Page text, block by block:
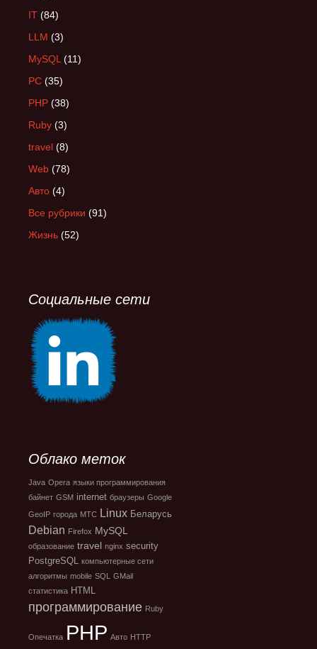
IT (84)
LLM (3)
MySQL (11)
PC (35)
PHP (38)
Ruby (3)
travel (8)
Web (78)
Авто (4)
Все рубрики (91)
Жизнь (52)
Социальные сети
Облако меток
Java Opera языки программирования
байнет GSM internet браузеры Google
GeoIP города МТС Linux Беларусь
Debian Firefox MySQL
образование travel nginx security
PostgreSQL компьютерные сети
алгоритмы mobile SQL
GMail
статистика HTML
программирование Ruby
Опечатка PHP Авто HTTP